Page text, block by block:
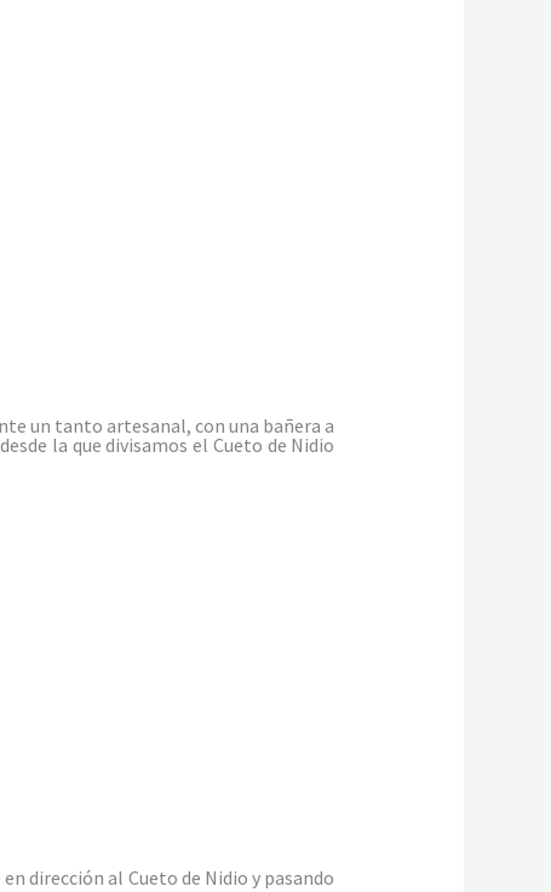
un tanto artesanal, con una bañera a
la que divisamos el Cueto de Nidio
dirección al Cueto de Nidio y pasando